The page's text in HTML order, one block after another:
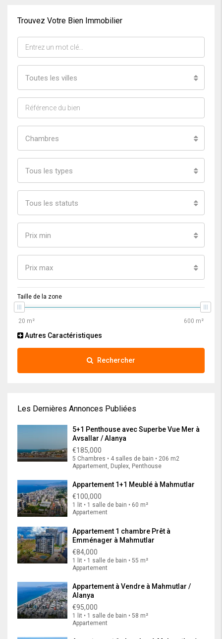
Trouvez Votre Bien Immobilier
Toutes les villes
Chambres
Tous les types
Tous les statuts
Prix min
Prix max
Taille de la zone
Autres Caractéristiques
Rechercher
Les Dernières Annonces Publiées
5+1 Penthouse avec Superbe Vue Mer à
Avsallar / Alanya
€185,000
5 Chambres • 4 salles de bain • 206 m2
Appartement, Duplex, Penthouse
Appartement 1+1 Meublé à Mahmutlar
€100,000
1 lit • 1 salle de bain • 60 m²
Appartement
Appartement 1 chambre Prêt à
Emménager à Mahmutlar
€84,000
1 lit • 1 salle de bain • 55 m²
Appartement
Appartement à Vendre à Mahmutlar /
Alanya
€95,000
1 lit • 1 salle de bain • 58 m²
Appartement